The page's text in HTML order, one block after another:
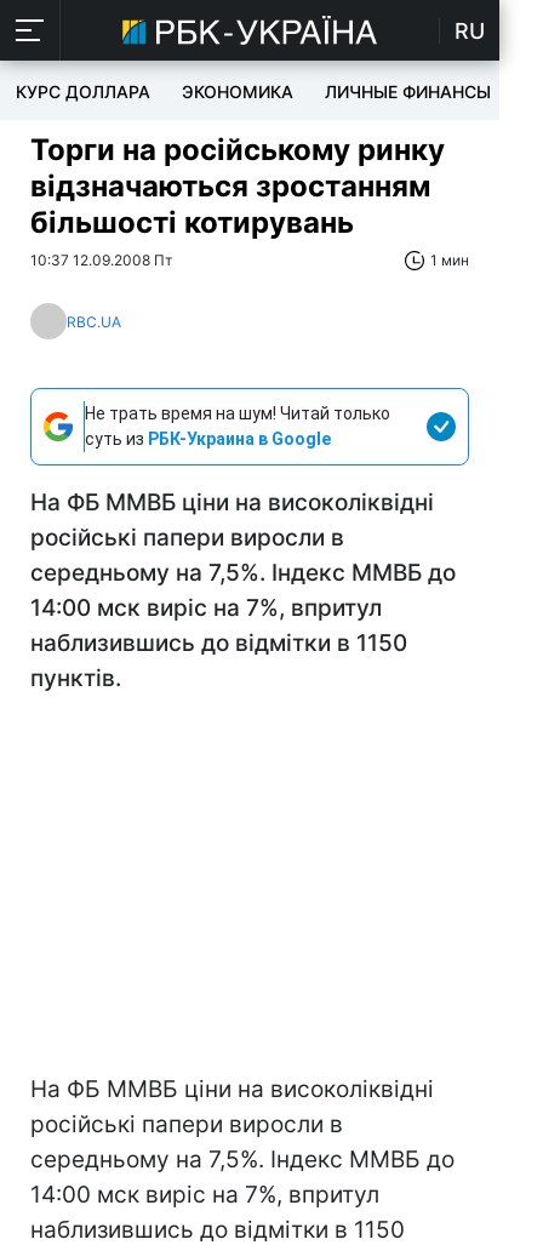
RU
КУРС ДОЛЛАРА ЭКОНОМИКА ЛИЧНЫЕ ФИНАНСЫ
Торги на російському ринку
відзначаються зростанням
більшості котирувань
10:37 12.09.2008 Пт 1 мин
RBC.UA
Не трать время на шум! Читай только
суть из РБК-Украина в Google
На ФБ ММВБ ціни на високоліквідні
російські папери виросли в
середньому на 7,5%. Індекс ММВБ до
14:00 мск виріс на 7%, впритул
наблизившись до відмітки в 1150
пунктів.
На ФБ ММВБ ціни на високоліквідні
російські папери виросли в
середньому на 7,5%. Індекс ММВБ до
14:00 мск виріс на 7%, впритул
наблизившись до відмітки в 1150